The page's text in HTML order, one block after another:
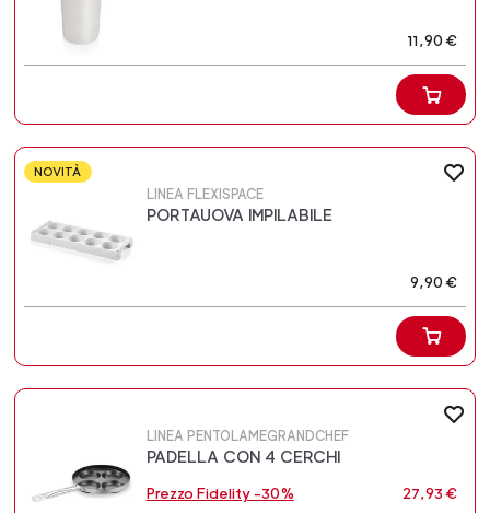
11,90 €
NOVITÀ
LINEA FLEXISPACE
PORTAUOVA IMPILABILE
9,90 €
LINEA PENTOLAMEGRANDCHEF
PADELLA CON 4 CERCHI
Prezzo Fidelity -30%
27,93 €